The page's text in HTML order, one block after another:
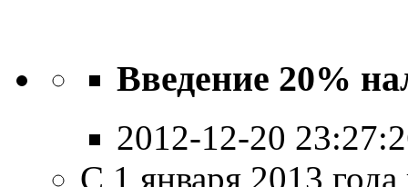
Введение 20%
2012-12-20
С 1 января 2013 года